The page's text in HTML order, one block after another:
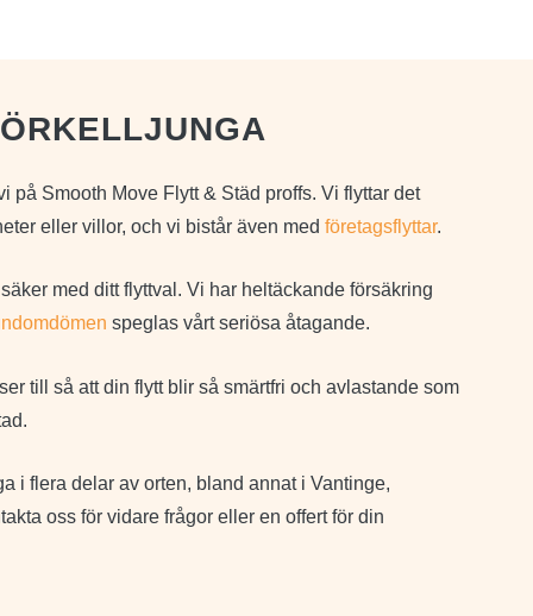
på Smooth Move Flytt & Städ proffs. Vi flyttar det
eller villor, och vi bistår även med företagsflyttar.
med ditt flyttval. Vi har heltäckande försäkring
speglas vårt seriösa åtagande.
till så att din flytt blir så smärtfri och avlastande som
i flera delar av orten, bland annat i Vantinge,
oss för vidare frågor eller en offert för din